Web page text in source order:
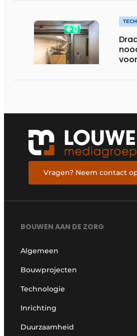
Vragen? Neem contact
BOUWEN AAN DE ZORG
Algemeen
Bouwprojecten
Technologie
Inrichting
Duurzaamheid